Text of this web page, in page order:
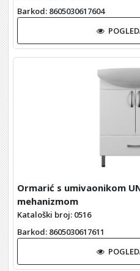
Barkod: 8605030617604
Ormarić s umivaonikom
mehanizmom
Kataloški broj: 0516
Barkod: 8605030617611